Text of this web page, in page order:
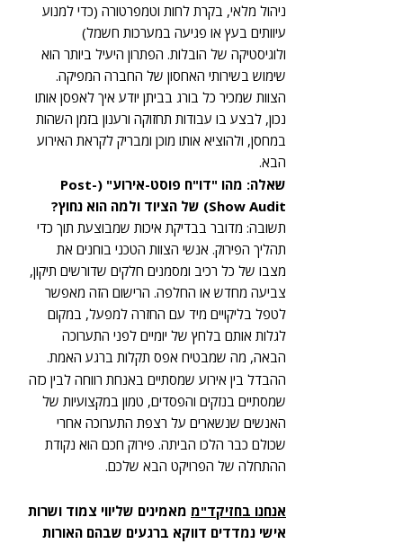
ניהול מלאי, בקרת לחות וטמפרטורה (כדי למנוע
עיוותים בעץ או פגיעה במערכות חשמל)
ולוגיסטיקה של הובלות. הפתרון היעיל ביותר הוא
שימוש בשירותי האחסון של החברה המפיקה.
הצוות שמכיר כל בורג בביתן יודע איך לאפסן אותו
נכון, לבצע בו עבודות תחזוקה ורענון בזמן השהות
במחסן, ולהוציא אותו מוכן ומבריק לקראת האירוע
הבא.
שאלה: מהו "דו"ח פוסט-אירוע" (Post-
Show Audit) של הציוד ולמה הוא נחוץ?
תשובה: מדובר בבדיקת איכות שמבוצעת תוך כדי
תהליך הפירוק. אנשי הצוות הטכני בוחנים את
מצבו של כל רכיב ומסמנים חלקים שדורשים תיקון,
צביעה מחדש או החלפה. הרישום הזה מאפשר
לטפל בליקויים מיד עם החזרה למפעל, במקום
לגלות אותם בלחץ של יומיים לפני התערוכה
הבאה, מה שמבטיח אפס תקלות ברגע האמת.
ההבדל בין אירוע שמסתיים באנחת רווחה לבין כזה
שמסתיים בנזקים והפסדים, טמון במקצועיות של
האנשים שנשארים על רצפת התערוכה אחרי
שכולם כבר הלכו הביתה. פירוק חכם הוא נקודת
ההתחלה של הפרויקט הבא שלכם.
אנחנו בחזיקד"מ מאמינים שליווי צמוד ושרות
אישי נמדדים דווקא ברגעים שבהם האורות